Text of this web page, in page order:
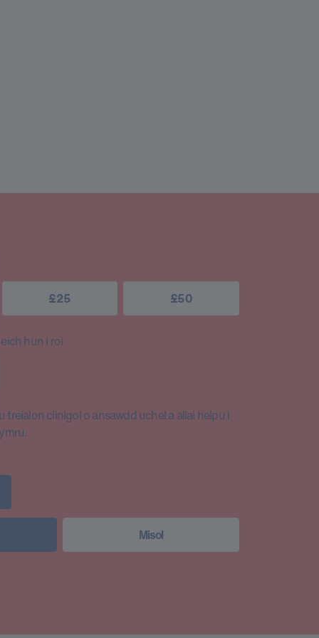
£25 £50
hun i roi
treialon clinigol o ansawdd uchel a allai helpu i
Misol